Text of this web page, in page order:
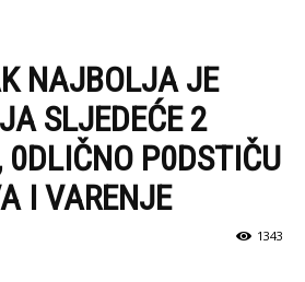
NAJBOLJA JE
SLJEDEĆE 2
0DLIČNO P0DSTIČU
I VARENJE
1343